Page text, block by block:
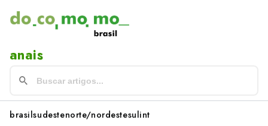
anais
brasilsudestenorte/nordestesulint